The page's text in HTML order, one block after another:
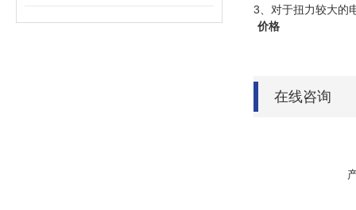
3、对于扭力较大的
价格
在线咨询